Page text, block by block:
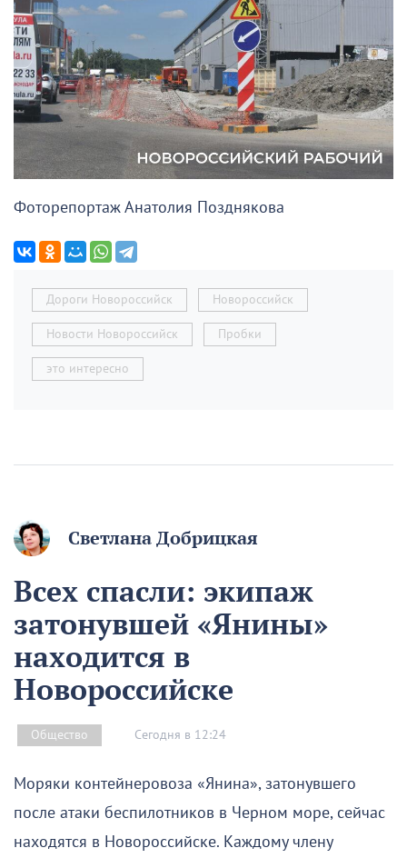
Фоторепортаж Анатолия Позднякова
Дороги Новороссийск Новороссийск
Новости Новороссийск Пробки
это интересно
Светлана Добрицкая
Всех спасли: экипаж
затонувшей «Янины»
находится в
Новороссийске
Общество Сегодня в 12:24
Моряки контейнеровоза «Янина», затонувшего
после атаки беспилотников в Черном море, сейчас
находятся в Новороссийске. Каждому члену